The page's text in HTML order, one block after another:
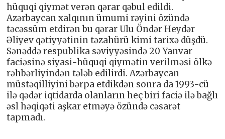
hüquqi qiymət verən qərar qəbul edildi.
Azərbaycan xalqının ümumi rəyini özündə
təcəssüm etdirən bu qərar Ulu Öndər Heydər
Əliyev qətiyyətinin təzahürü kimi tarixə düşdü.
Sənəddə respublika səviyyəsində 20 Yanvar
faciəsinə siyasi-hüquqi qiymətin verilməsi ölkə
rəhbərliyindən tələb edilirdi. Azərbaycan
müstəqilliyini bərpa etdikdən sonra da 1993-cü
ilə qədər iqtidarda olanların heç biri faciə ilə bağlı
əsl həqiqəti aşkar etməyə özündə cəsarət
tapmadı.